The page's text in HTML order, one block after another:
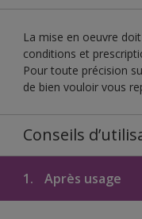
La mise en oeuvre
conditions et
Pour toute précision
de bien vouloir vous
Conseils
1. Après usage